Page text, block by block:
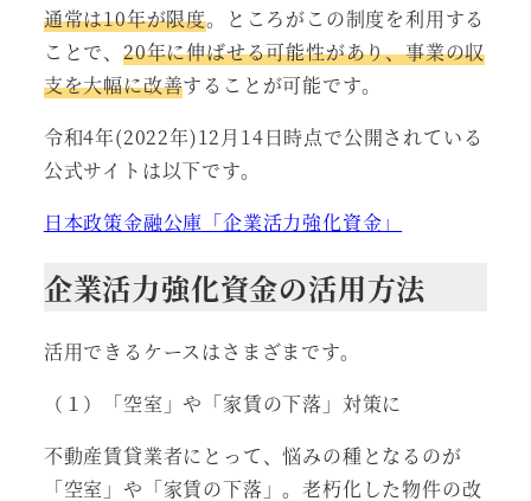
通常は10年が限度。ところがこの制度を利用する
ことで、 20年に伸ばせる可能性があり、事業の収
支を大幅に改善することが可能です。
令和4年(2022年)12月14日時点で公開されている
公式サイトは以下です。
日本政策金融公庫「企業活力強化資金」
企業活力強化資金の活用方法
活用できるケースはさまざまです。
（１）「空室」や「家賃の下落」対策に
不動産賃貸業者にとって、悩みの種となるのが
「空室」や「家賃の下落」。老朽化した物件の改